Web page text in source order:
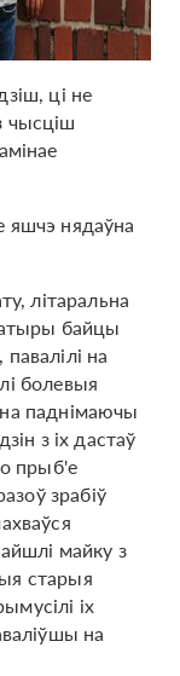
ці не
чысціш
нядаўна
літаральна
байцы
на
болевыя
паднімаючы
з іх дастаў
прыб'е
зрабіў
майку з
старыя
іх
на